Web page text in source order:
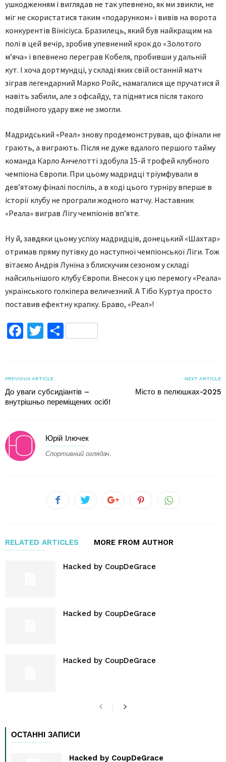
ушкодженням і виглядав не так упевнено, як ми звикли, не
міг не скористатися таким «подарунком» і вивів на ворота
конкурентів Вінісіуса. Бразилець, який був найкращим на
полі в цей вечір, зробив упевнений крок до «Золотого
м’яча» і впевнено переграв Кобеля, пробивши у дальній
кут. І хоча дортмундці, у складі яких свій останній матч
зіграв легендарний Марко Ройс, намагалися ще пручатися й
навіть забили, але з офсайду, та піднятися після такого
подвійного удару вже не змогли.
Мадридський «Реал» знову продемонстрував, що фінали не
грають, а виграють. Після не дуже вдалого першого тайму
команда Карло Анчелотті здобула 15-й трофей клубного
чемпіона Європи. При цьому мадридці тріумфували в
дев’ятому фіналі поспіль, а в ході цього турніру вперше в
історії клубу не програли жодного матчу. Наставник
«Реала» виграв Лігу чемпіонів вп’яте.
Ну й, завдяки цьому успіху мадридців, донецький «Шахтар»
отримав пряму путівку до наступної чемпіонської Ліги. Тож
вітаємо Андрія Луніна з блискучим сезоном у складі
найсильнішого клубу Європи. Внесок у цю перемогу «Реала»
українського голкіпера величезний. А Тібо Куртуа просто
поставив ефектну крапку. Браво, «Реал»!
Facebook
TwitterПоділитися
PREVIOUS ARTICLE
До уваги субсидіантів –
внутрішньо переміщених осіб!
NEXT ARTICLE
Місто в пелюшках-2025
Юрій Ілючек
Спортивний оглядач.
RELATED ARTICLES MORE FROM AUTHOR
Hacked by CoupDeGrace
Hacked by CoupDeGrace
Hacked by CoupDeGrace
ОСТАННІ ЗАПИСИ
Hacked by CoupDeGrace